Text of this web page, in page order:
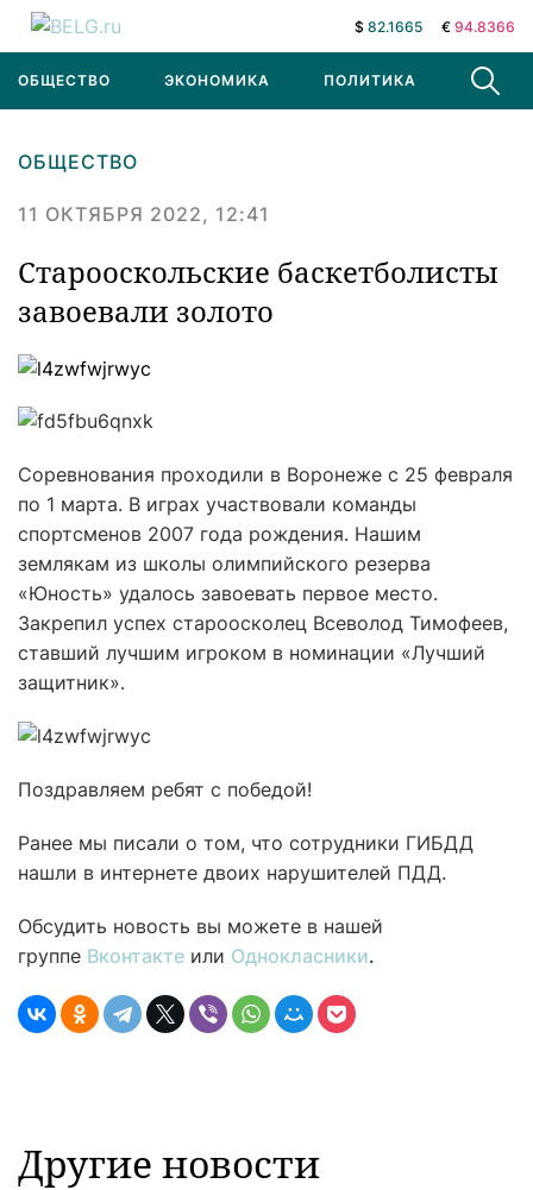
$ 82.1665 € 94.8366
ОБЩЕСТВО ЭКОНОМИКА ПОЛИТИКА В МИРЕ
ОБЩЕСТВО
11 ОКТЯБРЯ 2022, 12:41
Старооскольские баскетболисты
завоевали золото
Соревнования проходили в Воронеже с 25 февраля
по 1 марта. В играх участвовали команды
спортсменов 2007 года рождения. Нашим
землякам из школы олимпийского резерва
«Юность» удалось завоевать первое место.
Закрепил успех староосколец Всеволод Тимофеев,
ставший лучшим игроком в номинации «Лучший
защитник».
Поздравляем ребят с победой!
Ранее мы писали о том, что сотрудники ГИБДД
нашли в интернете двоих нарушителей ПДД.
Обсудить новость вы можете в нашей
группе Вконтакте или Однокласники.
Другие новости